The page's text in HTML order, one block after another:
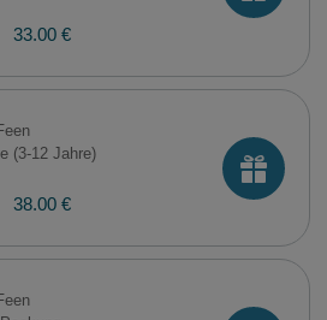
33.00 €
(3-12 Jahre)
38.00 €